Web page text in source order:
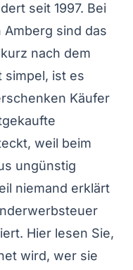
seit 1997. Bei
sind das
nach dem
simpel, ist es
Käufer
weil beim
ungünstig
niemand erklärt
Hier lesen Sie,
wird, wer sie